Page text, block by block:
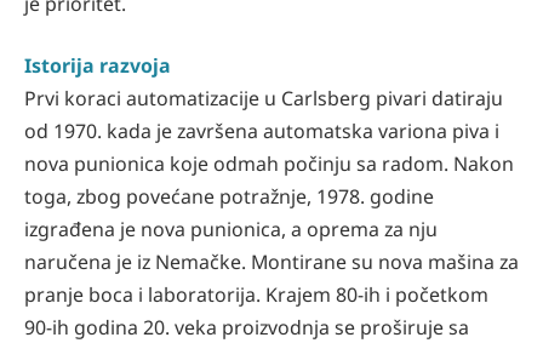
Istorija razvoja
Prvi koraci automatizacije u Carlsberg pivari datiraju
od 1970. kada je završena automatska variona piva i
nova punionica koje odmah počinju sa radom. Nakon
toga, zbog povećane potražnje, 1978. godine
izgrađena je nova punionica, a oprema za nju
naručena je iz Nemačke. Montirane su nova mašina za
pranje boca i laboratorija. Krajem 80-ih i početkom
90-ih godina 20. veka proizvodnja se proširuje sa